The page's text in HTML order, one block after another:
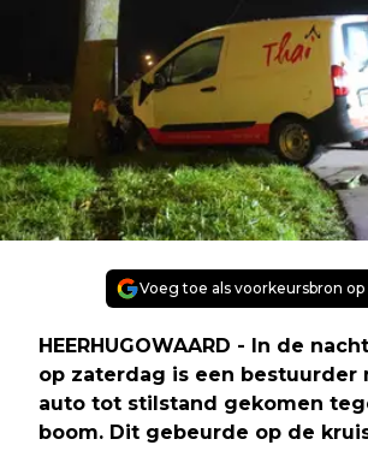
Voeg toe als voorkeursbron
HEERHUGOWAARD - In de
op zaterdag is een bestuurder
auto tot stilstand gekomen
boom. Dit gebeurde op de